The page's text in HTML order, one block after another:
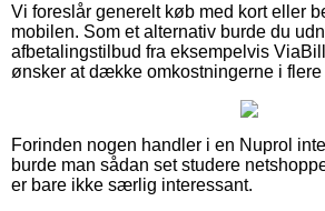
Vi foreslår generelt køb med kort eller
mobilen. Som et alternativ burde du
afbetalingstilbud fra eksempelvis
ønsker at dække omkostningerne i flere
Forinden nogen handler i en Nuprol
burde man sådan set studere
er bare ikke særlig interessant.